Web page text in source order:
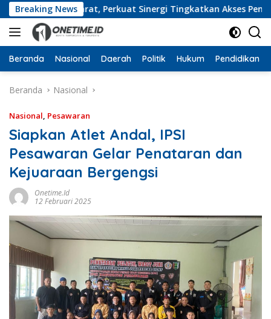
Langsung
ke
konten
Breaking News
Barat, Perkuat Sinergi Tingkatkan Akses Pendidikan
Beranda Nasional Daerah Politik Hukum Pendidikan
Beranda Nasional
Nasional, Pesawaran
Siapkan Atlet Andal, IPSI
Pesawaran Gelar Penataran dan
Kejuaraan Bergengsi
Onetime.id
12 Februari 2025